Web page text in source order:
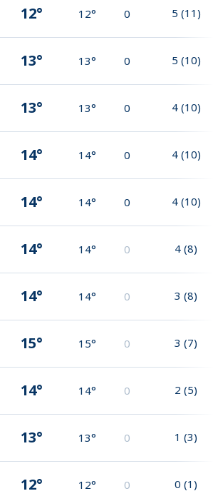
12° 12° 0 5 (11)
13° 13° 0 5 (10)
13° 13° 0 4 (10)
14° 14° 0 4 (10)
14° 14° 0 4 (10)
14° 14° 0 4 (8)
14° 14° 0 3 (8)
15° 15° 0 3 (7)
14° 14° 0 2 (5)
13° 13° 0 1 (3)
12° 12° 0 0 (1)